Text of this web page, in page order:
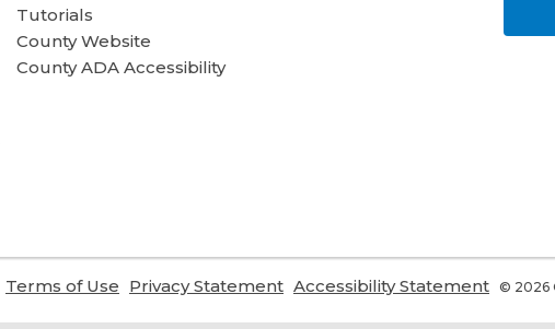
Tutorials
County Website
County ADA Accessibility
Terms of Use
a
Privacy Statement
a
Accessibility Statement
a
© 2026